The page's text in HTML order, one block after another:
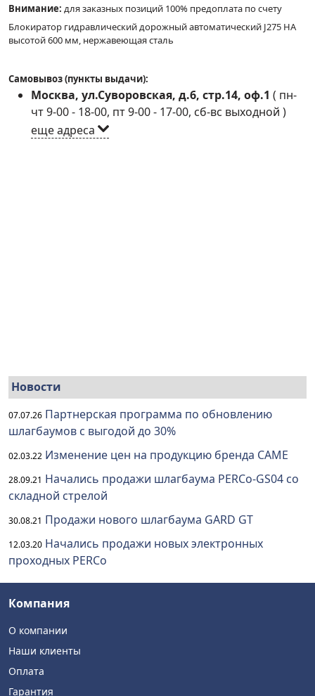
Внимание: для заказных позиций 100% предоплата по счету
Блокиратор гидравлический дорожный автоматический J275 HA
высотой 600 мм, нержавеющая сталь
Самовывоз (пункты выдачи):
Москва, ул.Суворовская, д.6, стр.14, оф.1 ( пн-
чт 9-00 - 18-00, пт 9-00 - 17-00, сб-вс выходной )
еще адреса
Новости
07.07.26 Партнерская программа по обновлению
шлагбаумов с выгодой до 30%
02.03.22 Изменение цен на продукцию бренда CAME
28.09.21 Начались продажи шлагбаума PERCo-GS04 со
складной стрелой
30.08.21 Продажи нового шлагбаума GARD GT
12.03.20 Начались продажи новых электронных
проходных PERCo
Компания
О компании
Наши клиенты
Оплата
Гарантия